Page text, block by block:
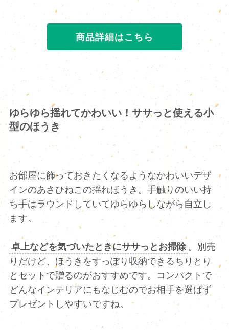
商品詳細はこちら
ゆらゆら揺れてかわいい！ササっと使える小
型のほうき
お部屋に飾っておきたくなるようなかわいいデザ
インのあさひねこの揺れほうき。手触りのいい持
ち手はラウンドしていてゆらゆらしながら自立し
ます。
卓上などを気づいたときにササっとお掃除 。別売
りだけど、ほうきをすっぽり収納できるちりとり
とセットで贈るのがおすすめです。コンパクトで
どんなインテリアにもなじむのでお相手を選ばず
プレゼントしやすいですね。